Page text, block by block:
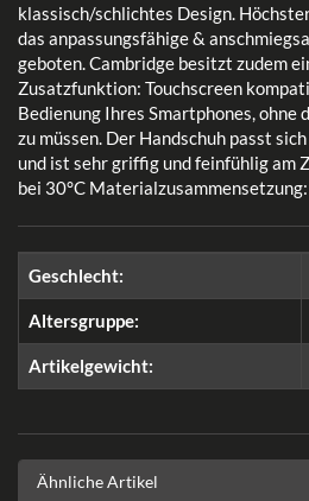
klassisch/schlichtes Design.
das anpassungsfähige &
geboten. Cambridge besitzt zudem
Zusatzfunktion: Touchscreen
Bedienung Ihres Smartphones, ohne
zu müssen. Der Handschuh passt
und ist sehr griffig und feinfühlig am
bei 30°C
Geschlecht:
Altersgruppe:
Artikelgewicht:
Ähnliche Artikel